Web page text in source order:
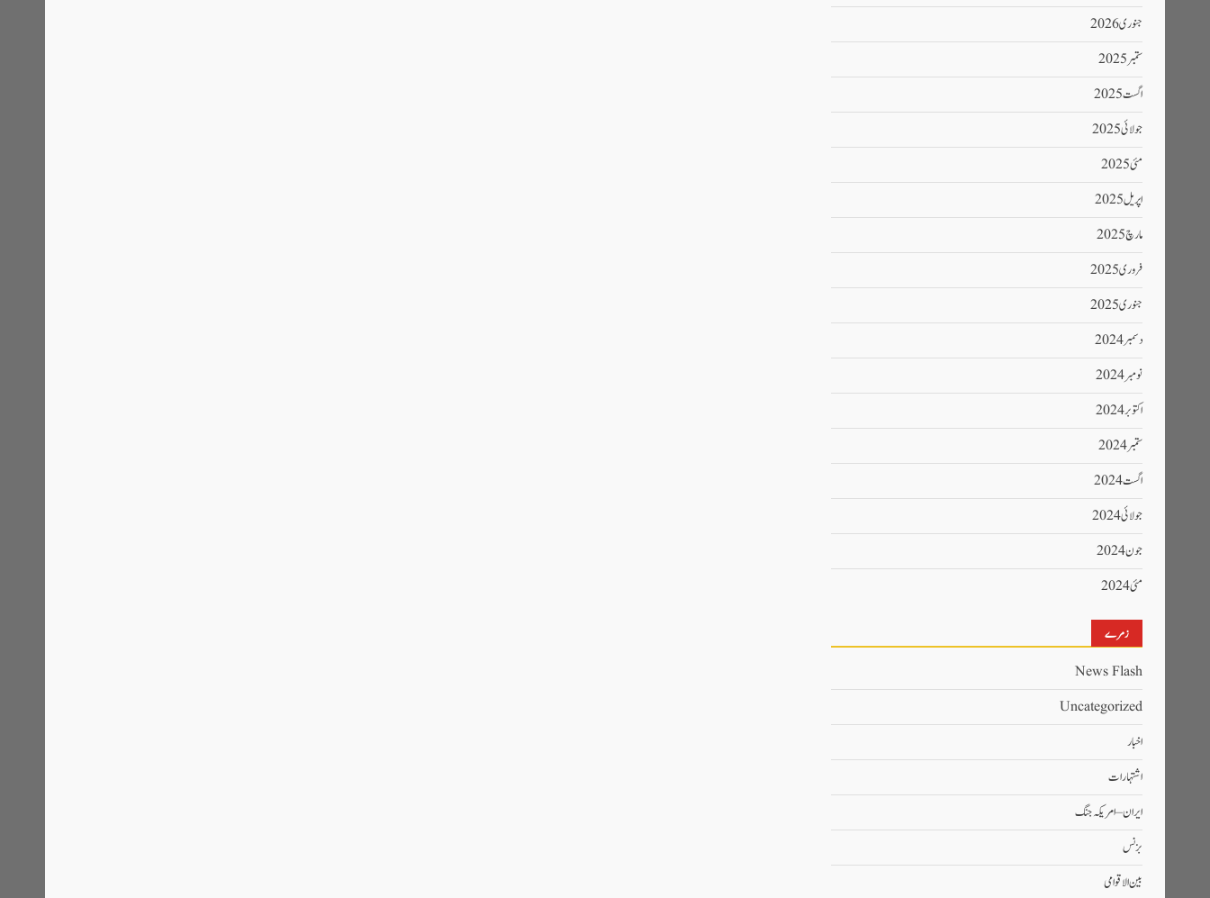
جنوری 2026
ستمبر 2025
اگست 2025
جولائی 2025
مئی 2025
اپریل 2025
مارچ 2025
فروری 2025
جنوری 2025
دسمبر 2024
نومبر 2024
اکتوبر 2024
ستمبر 2024
اگست 2024
جولائی 2024
جون 2024
مئی 2024
زمرے
News Flash
Uncategorized
اخبار
اشتہارات
ایران – امریکہ جنگ
بزنس
بین الاقوامی